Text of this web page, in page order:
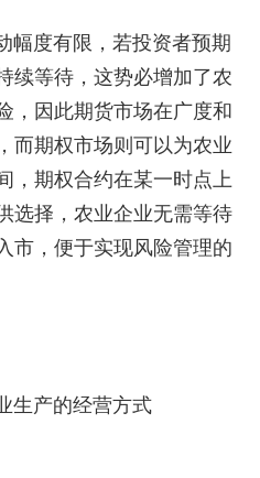
幅度有限，若投资者预期
续等待，这势必增加了农
，因此期货市场在广度和
而期权市场则可以为农业
，期权合约在某一时点上
选择，农业企业无需等待
市，便于实现风险管理的
生产的经营方式